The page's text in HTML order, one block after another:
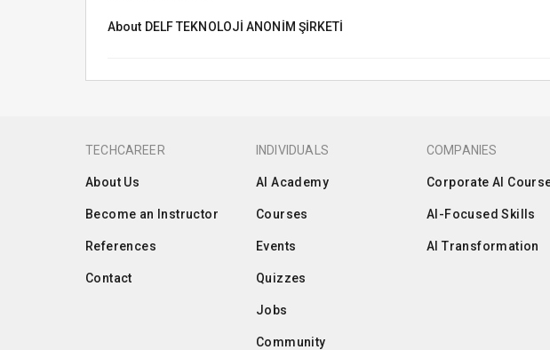
About DELF TEKNOLOJİ ANONİM ŞİRKETİ
TECHCAREER
About Us
Become an Instructor
References
Contact
INDIVIDUALS
AI Academy
Courses
Events
Quizzes
Jobs
Community
COMPANIES
Corporate AI
AI-Focused Skills
AI Transformation